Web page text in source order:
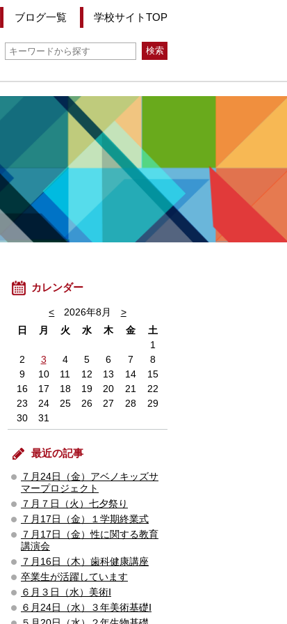
ブログ一覧 学校サイトTOP
カレンダー
< 2026年8月
>
日
月 火 水 木 金
土
1
2
3 4 5 6 7
8
9
10 11 12 13 14
15
16
17 18 19 20 21
22
23
24 25 26 27 28
29
30
31
最近の記事
７月24日（金）アベノキッズサ
マープロジェクト
７月７日（火）七夕祭り
７月17日（金）１学期終業式
７月17日（金）性に関する教育
講演会
７月16日（木）歯科健康講座
卒業生が活躍しています
６月３日（水）美術Ⅰ
６月24日（水）３年美術基礎Ⅰ